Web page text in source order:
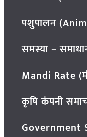
पशुपालन
समस्या –
Mandi Rate
कृषि कंपनी
Government